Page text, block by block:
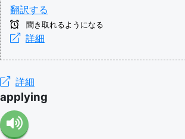
翻訳する
聞き取れるようになる
詳細
詳細
applying